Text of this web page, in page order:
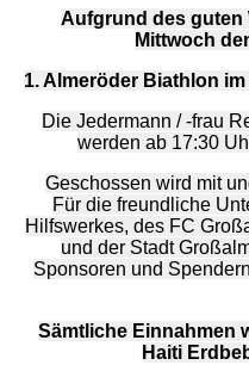
Aufgrund des guten
Mittwoch
1. Almeröder Biathlon
Die Jedermann / -frau
werden ab 17:30
Geschossen wird mit
Für die freundliche
Hilfswerkes, des FC
und der Stadt
Sponsoren und
Sämtliche Einnahmen
Haiti